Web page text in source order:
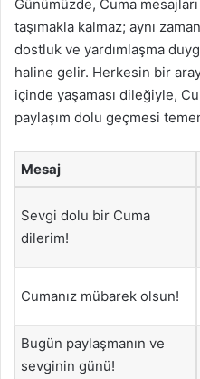
Günümüzde, Cuma
taşımakla kalmaz; aynı
dostluk ve yardımlaşma
haline gelir. Herkesin bir
içinde yaşaması dileğiyle,
paylaşım dolu geçmesi
Mesaj
Sevgi dolu bir Cuma
dilerim!
Cumanız mübarek olsun!
Bugün paylaşmanın ve
sevginin günü!